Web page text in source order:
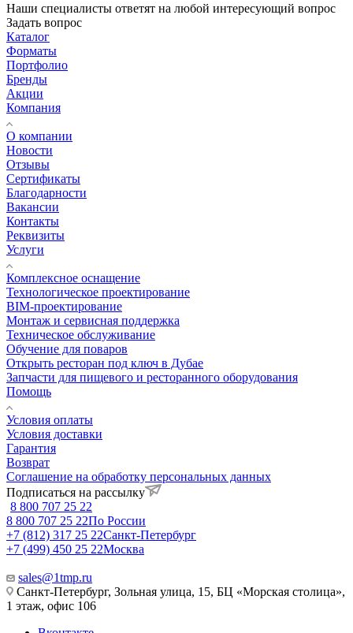
Наши специалисты ответят на любой интересующий вопрос
Задать вопрос
Каталог
Форматы
Портфолио
Бренды
Акции
Компания
О компании
Новости
Отзывы
Сертификаты
Благодарности
Вакансии
Контакты
Реквизиты
Услуги
Комплексное оснащение
Технологическое проектирование
BIM-проектирование
Монтаж и сервисная поддержка
Техническое обслуживание
Обучение для поваров
Открыть ресторан под ключ в Дубае
Запчасти для пищевого и ресторанного оборудования
Помощь
Условия оплаты
Условия доставки
Гарантия
Возврат
Соглашение на обработку персональных данных
Подписаться на рассылку
8 800 707 25 22
8 800 707 25 22По России
+7 (812) 317 25 22Санкт-Петербург
+7 (499) 450 25 22Москва
sales@1tmp.ru
Санкт-Петербург, Зольная улица, 15, БЦ «Морская столица»,
1 этаж, офис 106